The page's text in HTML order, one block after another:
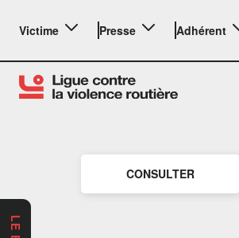
Victime Presse Adhérent
CONSULTER